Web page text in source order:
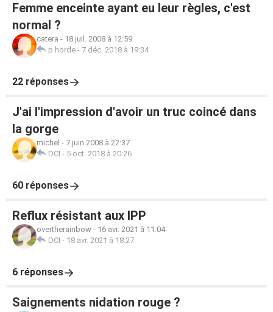
Femme enceinte ayant eu leur règles, c'est
normal ?
catera - 18 juil. 2008 à 12:59
p.horde - 7 déc. 2018 à 19:34
22 réponses
J'ai l'impression d'avoir un truc coincé dans
la gorge
michel - 7 juin 2008 à 22:37
DCI - 5 oct. 2018 à 20:26
60 réponses
Reflux résistant aux IPP
overtherainbow - 16 avr. 2021 à 11:04
DCI - 18 avr. 2021 à 18:27
6 réponses
Saignements nidation rouge ?